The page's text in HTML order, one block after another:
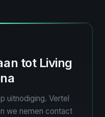
tot Living
uitnodiging. Vertel
we nemen contact